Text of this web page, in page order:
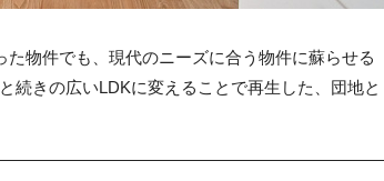
物件でも、現代のニーズに合う物件に蘇らせる
続きの広いLDKに変えることで再生した、団地と